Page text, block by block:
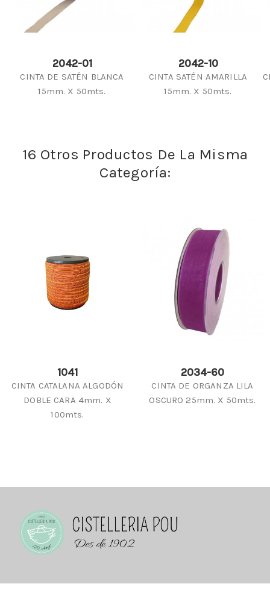
2042-01
CINTA DE SATÉN BLANCA
15mm. X 50mts.
2042-10
CINTA SATÉN AMARILLA
15mm. X 50mts.
16 Otros Productos De La Misma
Categoría:
1041
CINTA CATALANA ALGODÓN
DOBLE CARA 4mm. X
100mts.
2034-60
CINTA DE ORGANZA LILA
OSCURO 25mm. X 50mts.